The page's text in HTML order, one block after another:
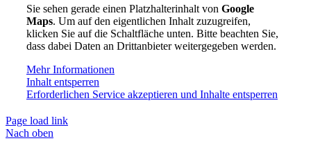
Sie sehen gerade einen Platzhalterinhalt von Google
Maps. Um auf den eigentlichen Inhalt zuzugreifen,
klicken Sie auf die Schaltfläche unten. Bitte beachten Sie,
dass dabei Daten an Drittanbieter weitergegeben werden.
Mehr Informationen
Inhalt entsperren
Erforderlichen Service akzeptieren und Inhalte entsperren
Page load link
Nach oben